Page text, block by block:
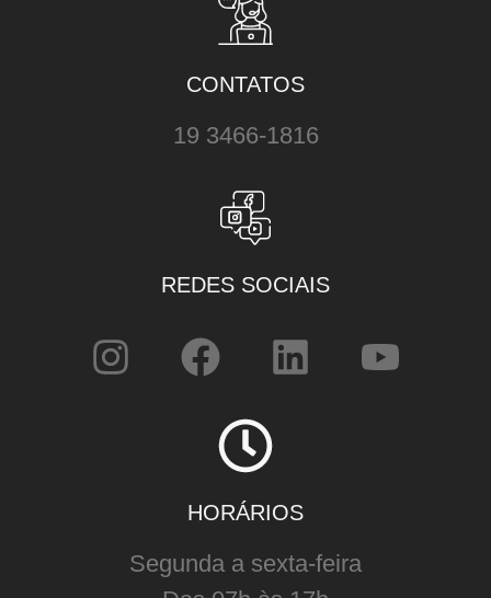
CONTATOS
19 3466-1816
REDES SOCIAIS
HORÁRIOS
Segunda a sexta-feira